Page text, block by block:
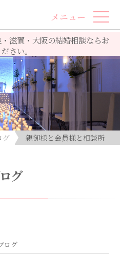
滋賀・大阪の結婚相談ならお
さい。
メニュー
グ 親御様と会員様と相談所
グ
ログ